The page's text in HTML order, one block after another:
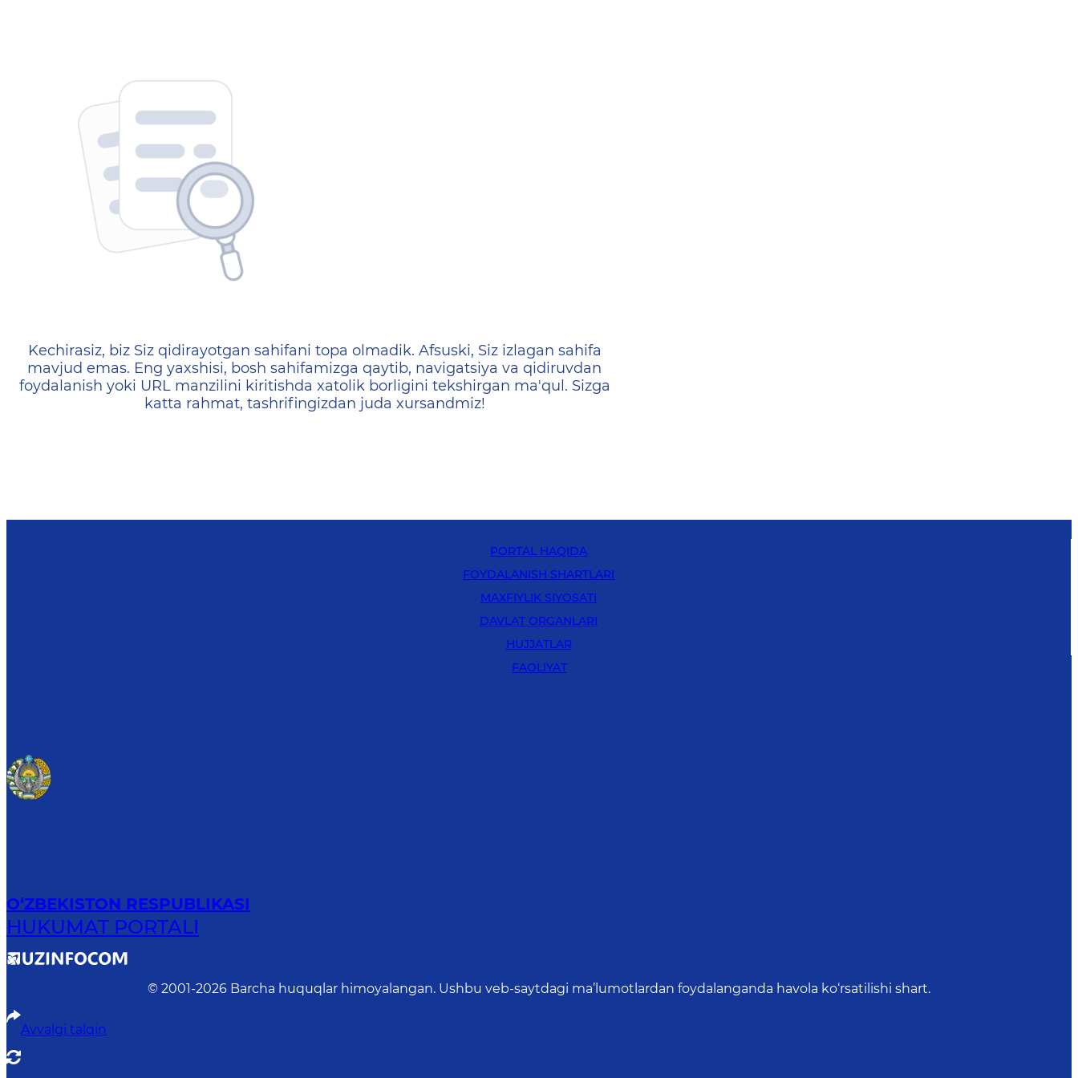
404 — Страница не найдена
Kechirasiz, biz Siz qidirayotgan sahifani topa olmadik. Afsuski, Siz izlagan sahifa
mavjud emas. Eng yaxshisi, bosh sahifamizga qaytib, navigatsiya va qidiruvdan
foydalanish yoki URL manzilini kiritishda xatolik borligini tekshirgan ma'qul. Sizga
katta rahmat, tashrifingizdan juda xursandmiz!
PORTAL HAQIDA
FOYDALANISH SHARTLARI
MAXFIYLIK SIYOSATI
DAVLAT ORGANLARI
HUJJATLAR
FAOLIYAT
O‘ZBEKISTON RESPUBLIKASI
HUKUMAT PORTALI
© 2001-2026 Barcha huquqlar himoyalangan. Ushbu veb-saytdagi ma’lumotlardan foydalanganda havola ko‘rsatilishi shart.
Avvalgi talqin